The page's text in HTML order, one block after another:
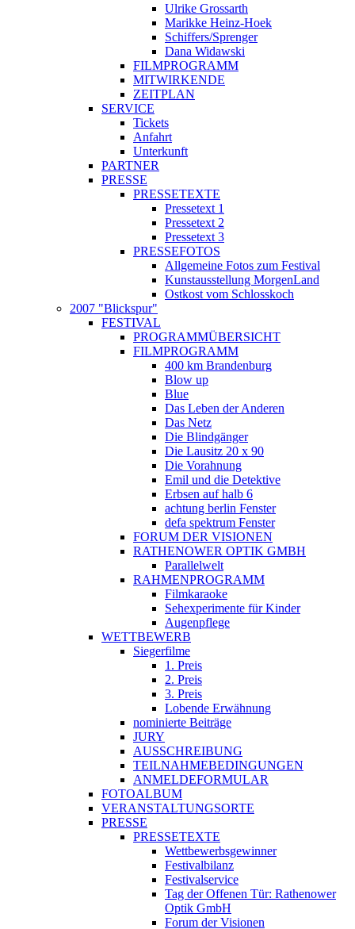
Ulrike Grossarth
Marikke Heinz-Hoek
Schiffers/Sprenger
Dana Widawski
FILMPROGRAMM
MITWIRKENDE
ZEITPLAN
SERVICE
Tickets
Anfahrt
Unterkunft
PARTNER
PRESSE
PRESSETEXTE
Pressetext 1
Pressetext 2
Pressetext 3
PRESSEFOTOS
Allgemeine Fotos zum Festival
Kunstausstellung MorgenLand
Ostkost vom Schlosskoch
2007 "Blickspur"
FESTIVAL
PROGRAMMÜBERSICHT
FILMPROGRAMM
400 km Brandenburg
Blow up
Blue
Das Leben der Anderen
Das Netz
Die Blindgänger
Die Lausitz 20 x 90
Die Vorahnung
Emil und die Detektive
Erbsen auf halb 6
achtung berlin Fenster
defa spektrum Fenster
FORUM DER VISIONEN
RATHENOWER OPTIK GMBH
Parallelwelt
RAHMENPROGRAMM
Filmkaraoke
Sehexperimente für Kinder
Augenpflege
WETTBEWERB
Siegerfilme
1. Preis
2. Preis
3. Preis
Lobende Erwähnung
nominierte Beiträge
JURY
AUSSCHREIBUNG
TEILNAHMEBEDINGUNGEN
ANMELDEFORMULAR
FOTOALBUM
VERANSTALTUNGSORTE
PRESSE
PRESSETEXTE
Wettbewerbsgewinner
Festivalbilanz
Festivalservice
Tag der Offenen Tür: Rathenower
Optik GmbH
Forum der Visionen